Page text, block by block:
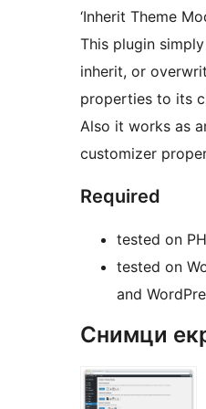
‘Inherit Theme
This plugin
inherit, or
properties to its
Also it works as
customizer
Required
tested on
tested on
and
Снимци